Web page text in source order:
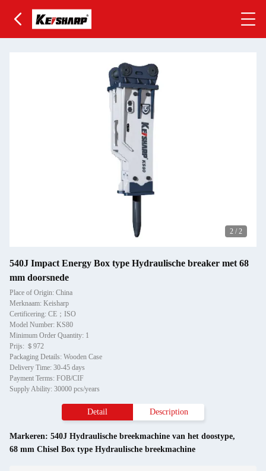
2 / 2
540J Impact Energy Box type Hydraulische breaker met 68
mm doorsnede
Place of Origin: China
Merknaam: Keisharp
Certificering: CE；ISO
Model Number: KS80
Minimum Order Quantity: 1
Prijs: ＄972
Packaging Details: Wooden Case
Delivery Time: 30-45 days
Payment Terms: FOB/CIF
Supply Ability: 30000 pcs/years
Detail Description
Markeren: 540J Hydraulische breekmachine van het doostype,
68 mm Chisel Box type Hydraulische breekmachine